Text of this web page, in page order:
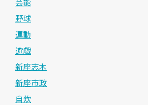
野球
運動
遊戯
新座志木
新座市政
自炊